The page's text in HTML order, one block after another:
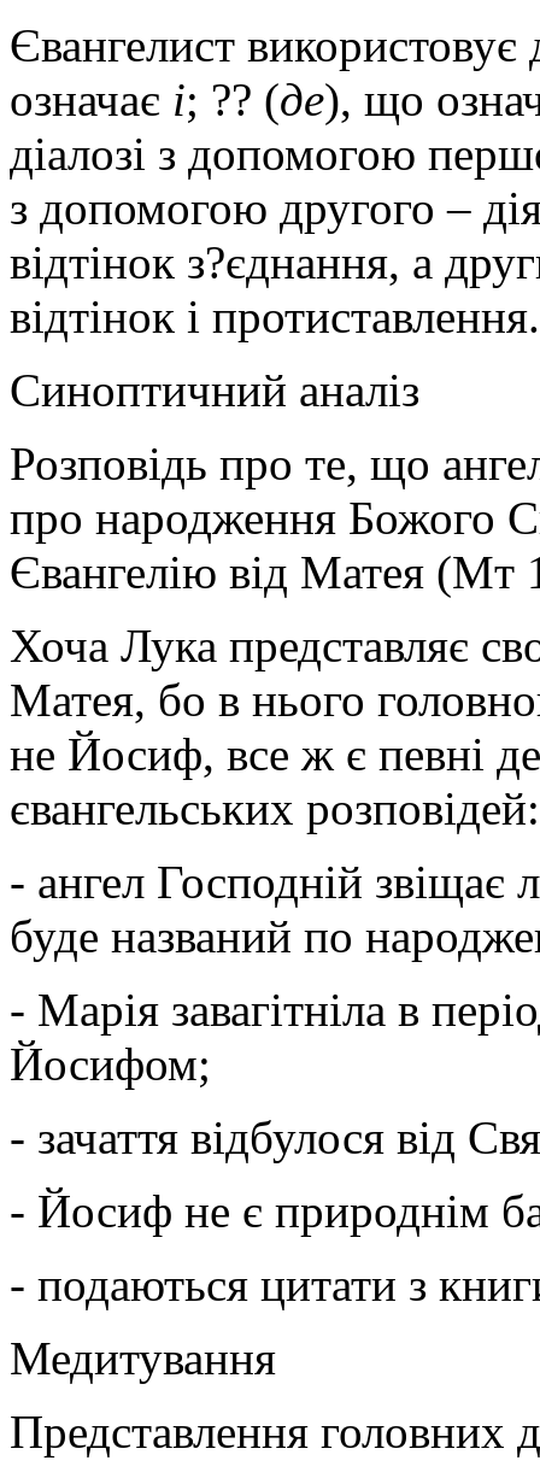
Євангелист
означає і; ?? (де), що
діалозі з допомогою
з допомогою другого –
відтінок з?єднання, а
відтінок і протиставлення.
Синоптичний аналіз
Розповідь про те, що
про народження Божого
Євангелію від Матея (Мт
Хоча Лука представляє
Матея, бо в нього
не Йосиф, все ж є певні
євангельських розповідей:
- ангел Господній звіщає
буде названий по
- Марія завагітніла в
Йосифом;
- зачаття відбулося від
- Йосиф не є природнім
- подаються цитати з
Медитування
Представлення головних